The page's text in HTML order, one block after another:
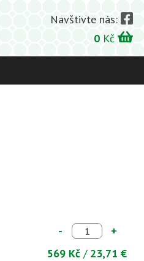
Navštivte nás:
0 Kč
-
+
569 Kč / 23,71 €